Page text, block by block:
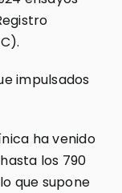
impulsados
ha venido
los 790
que supone